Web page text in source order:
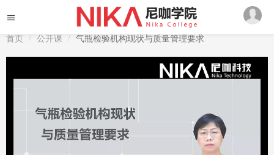
首页 公开课 气瓶检验机构现状与质量管理要求